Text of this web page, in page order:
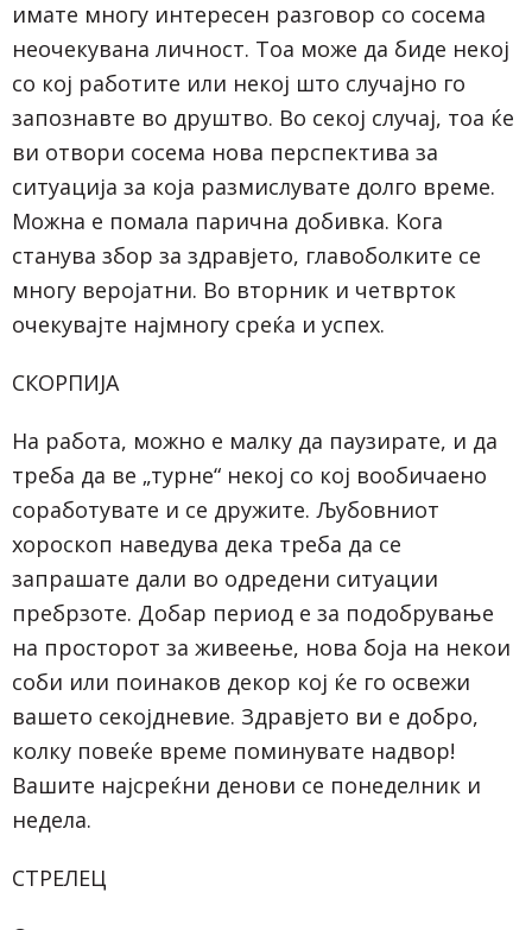
имате многу интересен разговор со сосема
неочекувана личност. Тоа може да биде некој
со кој работите или некој што случајно го
запознавте во друштво. Во секој случај, тоа ќе
ви отвори сосема нова перспектива за
ситуација за која размислувате долго време.
Можна е помала парична добивка. Кога
станува збор за здравјето, главоболките се
многу веројатни. Во вторник и четврток
очекувајте најмногу среќа и успех.
СКОРПИЈА
На работа, можно е малку да паузирате, и да
треба да ве „турне“ некој со кој вообичаено
соработувате и се дружите. Љубовниот
хороскоп наведува дека треба да се
запрашате дали во одредени ситуации
пребрзоте. Добар период е за подобрување
на просторот за живеење, нова боја на некои
соби или поинаков декор кој ќе го освежи
вашето секојдневие. Здравјето ви е добро,
колку повеќе време поминувате надвор!
Вашите најсреќни денови се понеделник и
недела.
СТРЕЛЕЦ